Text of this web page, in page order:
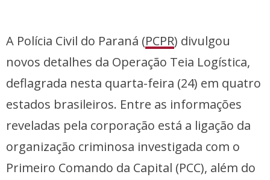
A Polícia Civil do Paraná (PCPR) divulgou
novos detalhes da Operação Teia Logística,
deflagrada nesta quarta-feira (24) em quatro
estados brasileiros. Entre as informações
reveladas pela corporação está a ligação da
organização criminosa investigada com o
Primeiro Comando da Capital (PCC), além do